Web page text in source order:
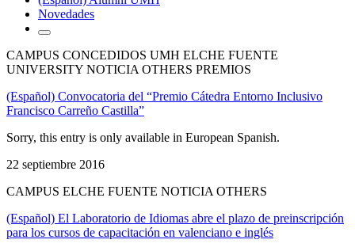
Novedades
CAMPUS CONCEDIDOS UMH ELCHE FUENTE
UNIVERSITY NOTICIA OTHERS PREMIOS
(Español) Convocatoria del “Premio Cátedra Entorno Inclusivo
Francisco Carreño Castilla”
Sorry, this entry is only available in European Spanish.
22 septiembre 2016
CAMPUS ELCHE FUENTE NOTICIA OTHERS
(Español) El Laboratorio de Idiomas abre el plazo de preinscripción
para los cursos de capacitación en valenciano e inglés